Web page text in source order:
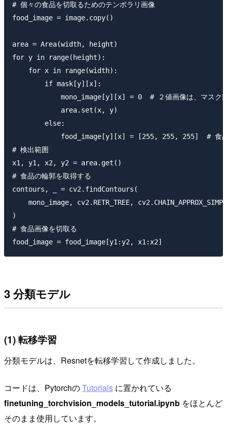
# 個々の食品を切取るためのテンポラリ画像
food_image = image.copy()
area = Area(width, height)
for y in range(height):
    for x in range(width):
        if mask[y][x]:
mono_image[y][x] = 0  # ２値画像は、マスク
            area.set(x, y)
        else:
food_image[y][x] = [255, 255, 255]  # 食品
# 検出範囲
x1, y1, x2, y2 = area.get()
# 食品の輪郭を取得する
contours, _ = cv2.findContours(
mono_image, cv2.RETR_TREE,
)
# 食品画像を切取る
3 分類モデル
(1) 転移学習
分類モデルは、Resnetを転移学習して作成しました。
コードは、PytorchのTutorials に置かれている
finetuning_torchvision_models_tutorial.ipynb をほとんど
そのまま使用しています。